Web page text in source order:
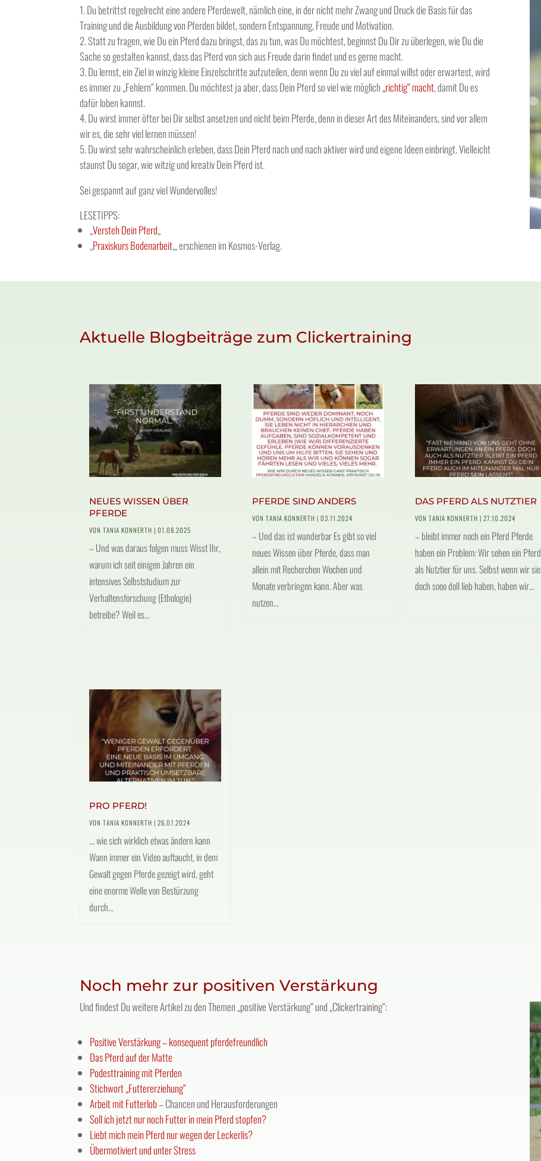
Du betrittst regelrecht eine andere Pferdewelt, nämlich eine, in der nicht mehr Zwang und Druck die Basis für das
Training und die Ausbildung von Pferden bildet, sondern Entspannung, Freude und Motivation.
Statt zu fragen, wie Du ein Pferd dazu bringst, das zu tun, was Du möchtest, beginnst Du Dir zu überlegen, wie Du die
Sache so gestalten kannst, dass das Pferd von sich aus Freude darin findet und es gerne macht.
Du lernst, ein Ziel in winzig kleine Einzelschritte aufzuteilen, denn wenn Du zu viel auf einmal willst oder erwartest, wird
es immer zu „Fehlern“ kommen. Du möchtest ja aber, dass Dein Pferd so viel wie möglich „richtig“ macht, damit Du es
dafür loben kannst.
Du wirst immer öfter bei Dir selbst ansetzen und nicht beim Pferde, denn in dieser Art des Miteinanders, sind vor allem
wir es, die sehr viel lernen müssen!
Du wirst sehr wahrscheinlich erleben, dass Dein Pferd nach und nach aktiver wird und eigene Ideen einbringt. Vielleicht
staunst Du sogar, wie witzig und kreativ Dein Pferd ist.
Sei gespannt auf ganz viel Wundervolles!
LESETIPPS:
„Versteh Dein Pferd„
„Praxiskurs Bodenarbeit„, erschienen im Kosmos-Verlag.
Aktuelle Blogbeiträge zum Clickertraining
NEUES WISSEN ÜBER
PFERDE
VONTANIA KONNERTH |01.08.2025
– Und was daraus folgen muss Wisst Ihr,
warum ich seit einigen Jahren ein
intensives Selbststudium zur
Verhaltensforschung (Ethologie)
betreibe? Weil es...
PFERDE SIND ANDERS
VONTANIA KONNERTH |03.11.2024
– Und das ist wunderbar Es gibt so viel
neues Wissen über Pferde, dass man
allein mit Recherchen Wochen und
Monate verbringen kann. Aber was
nutzen...
DAS PFERD ALS NUTZTIER
VON TANIA KONNERTH | 27.10.2024
– bleibt immer noch ein Pferd Pferde
haben ein Problem: Wir sehen ein Pferd
als Nutztier für uns. Selbst wenn wir sie
doch sooo doll lieb haben, haben wir...
PRO PFERD!
VONTANIA KONNERTH |26.07.2024
... wie sich wirklich etwas ändern kann
Wann immer ein Video auftaucht, in dem
Gewalt gegen Pferde gezeigt wird, geht
eine enorme Welle von Bestürzung
durch...
Noch mehr zur positiven Verstärkung
Und findest Du weitere Artikel zu den Themen „positive Verstärkung“ und „Clickertraining“:
Positive Verstärkung – konsequent pferdefreundlich
Das Pferd auf der Matte
Podesttraining mit Pferden
Stichwort „Futtererziehung“
Arbeit mit Futterlob– Chancen und Herausforderungen
Soll ich jetzt nur noch Futter in mein Pferd stopfen?
Liebt mich mein Pferd nur wegen der Leckerlis?
Übermotiviert und unter Stress